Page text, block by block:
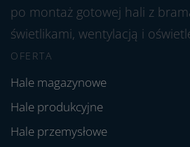
po montaż gotowej hali z
świetlikami, wentylacją i
OFERTA
Hale magazynowe
Hale produkcyjne
Hale przemysłowe